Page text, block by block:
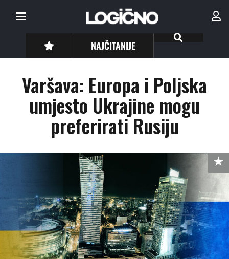
NAJČITANIJE
Varšava: Europa i Poljska
umjesto Ukrajine mogu
preferirati Rusiju